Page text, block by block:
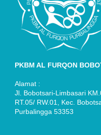
PKBM AL FURQON
Alamat :
Jl. Bobotsari-Limbasari
RT.05/ RW.01, Kec.
Purbalingga 53353